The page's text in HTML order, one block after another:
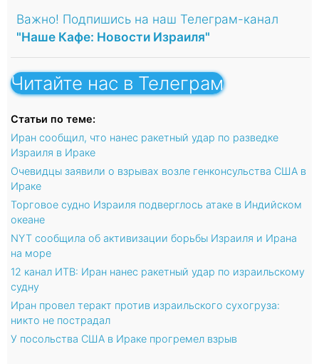
Важно! Подпишись на наш Телеграм-канал
"Наше Кафе: Новости Израиля"
Читайте нас в Телеграм
Статьи по теме:
Иран сообщил, что нанес ракетный удар по разведке
Израиля в Ираке
Очевидцы заявили о взрывах возле генконсульства США в
Ираке
Торговое судно Израиля подверглось атаке в Индийском
океане
NYT сообщила об активизации борьбы Израиля и Ирана
на море
12 канал ИТВ: Иран нанес ракетный удар по израильскому
судну
Иран провел теракт против израильского сухогруза:
никто не пострадал
У посольства США в Ираке прогремел взрыв